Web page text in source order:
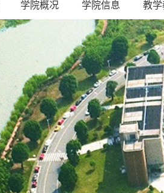
学院概况 学院信息 教